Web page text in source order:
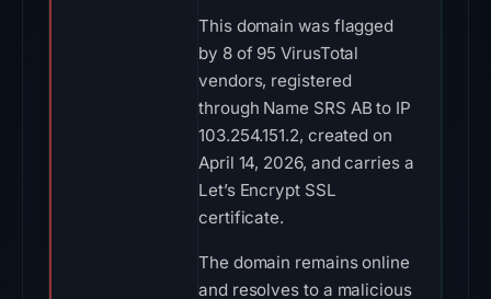
This domain was flagged
by 8 of 95 VirusTotal
vendors, registered
through Name SRS AB to IP
103.254.151.2, created on
April 14, 2026, and carries a
Let’s Encrypt SSL
certificate.
The domain remains online
and resolves to a malicious